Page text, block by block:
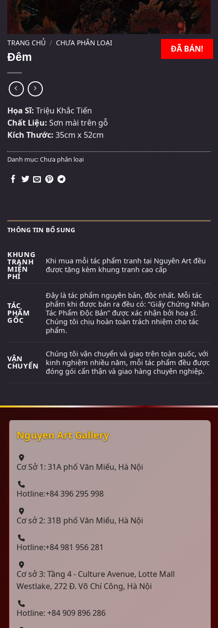
TRANG CHỦ / CHƯA PHÂN LOẠI
Đêm
Họa Sĩ: Triệu Khắc Tiến
Chất Liệu: Sơn mài trên gỗ
Kích Thước: 35cm x 52cm
ĐÃ BÁN!
Danh mục:Chưa phân loại
THÔNG TIN BỔ SUNG
KHUNG
TRANH
MIỄN
PHÍ
Khi mua mỗi tác phẩm tranh tại Nguyên Art đều
được tặng kèm khung tranh cao cấp
TÁC
PHẨM
GỐC
Đây là tác phẩm nguyên bản, độc nhất. Mỗi tác
phẩm khi được bán ra đều có: “Giấy Chứng Nhận
Tác Phẩm Độc Bản” được xác nhận bởi hoạ sĩ.
Chúng tôi chịụ hoàn toàn trách nhiệm cho tác
phẩm.
VẬN
CHUYỂN
Chúng tôi vận chuyển và giao trên toàn quốc, với
kinh nghiệm nhiều năm, mỗi tác phẩm đều được
đóng gói cẩn thận và giao hàng chuyên nghiệp.
Nguyen Art Gallery
Cơ Sở 1: 31A phố Văn Miếu, Hà Nội
Hotline:+84 396 295 998
Cơ sở 2: 31B phố Văn Miếu, Hà Nội
Hotline:+84 981 956 281
Cơ sở 3: Tầng 4 - Culture Avenue, Lotte Mall
Westlake, 272 Đ. Võ Chí Công, Hà Nội
Hotline: +84 909 896 286